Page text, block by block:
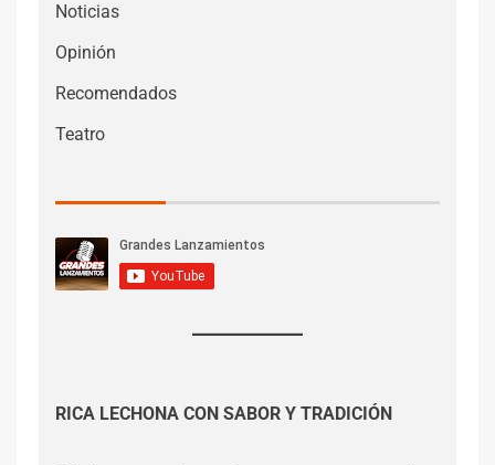
Noticias
Opinión
Recomendados
Teatro
RICA LECHONA CON SABOR Y TRADICIÓN